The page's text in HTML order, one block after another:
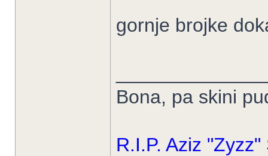
gornje brojke
Bona, pa skini
R.I.P. Aziz